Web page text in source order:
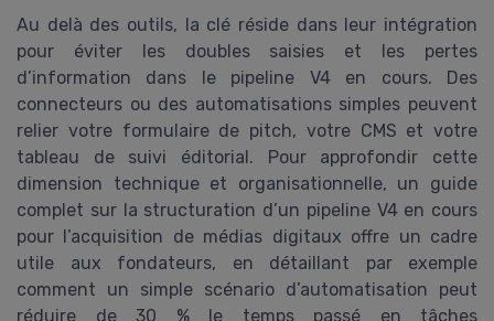
Au delà des outils, la clé réside dans leur intégration
pour éviter les doubles saisies et les pertes
d’information dans le pipeline V4 en cours. Des
connecteurs ou des automatisations simples peuvent
relier votre formulaire de pitch, votre CMS et votre
tableau de suivi éditorial. Pour approfondir cette
dimension technique et organisationnelle, un guide
complet sur la structuration d’un pipeline V4 en cours
pour l’acquisition de médias digitaux offre un cadre
utile aux fondateurs, en détaillant par exemple
comment un simple scénario d’automatisation peut
réduire de 30 % le temps passé en tâches